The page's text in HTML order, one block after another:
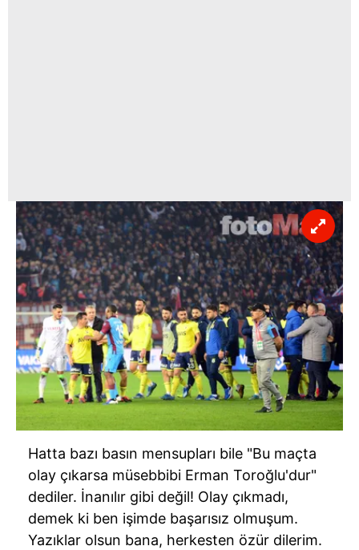
Hatta bazı basın mensupları bile "Bu maçta
olay çıkarsa müsebbibi Erman Toroğlu'dur"
dediler. İnanılır gibi değil! Olay çıkmadı,
demek ki ben işimde başarısız olmuşum.
Yazıklar olsun bana, herkesten özür dilerim.